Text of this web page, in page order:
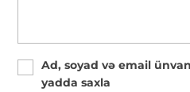
Ad, soyad və email
yadda saxla